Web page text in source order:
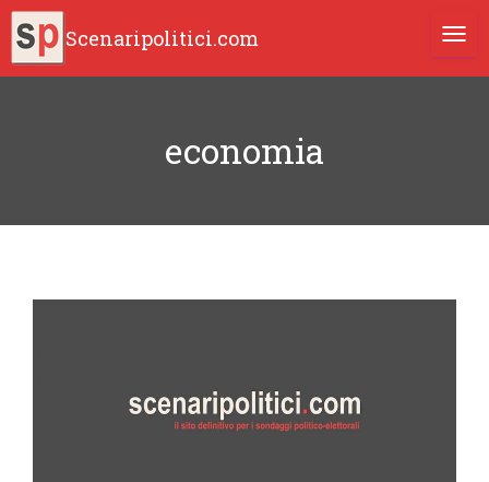
Scenaripolitici.com
economia